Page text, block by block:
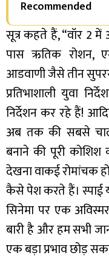
Recommended
सूत्र कहते हैं, “वॉर 2
पास ऋतिक रोशन,
आडवाणी जैसे तीन
प्रतिभाशाली युवा
निर्देशन कर रहे हैं!
अब तक की सबसे
बनाने की पूरी कोशिश
देखना वाकई रोमांचक
कैसे पेश करते हैं। स्पाई
सिनेमा पर एक
बारी है और हम सभी
एक बड़ा प्रभाव छोड़